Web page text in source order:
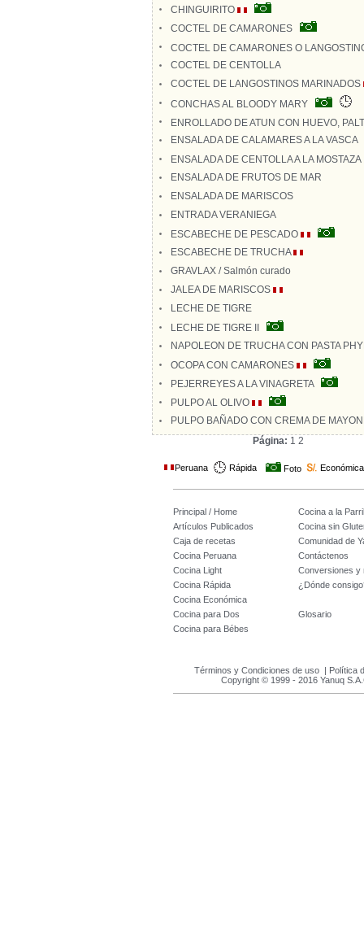
CHINGUIRITO
COCTEL DE CAMARONES
COCTEL DE CAMARONES O
COCTEL DE CENTOLLA
COCTEL DE LANGOSTINOS MARINADOS
CONCHAS AL BLOODY MARY
ENROLLADO DE ATUN CON HUEVO,
ENSALADA DE CALAMARES A LA VASCA
ENSALADA DE CENTOLLA A LA MOSTAZA
ENSALADA DE FRUTOS DE MAR
ENSALADA DE MARISCOS
ENTRADA VERANIEGA
ESCABECHE DE PESCADO
ESCABECHE DE TRUCHA
GRAVLAX / Salmón curado
JALEA DE MARISCOS
LECHE DE TIGRE
LECHE DE TIGRE II
NAPOLEON DE TRUCHA CON PASTA
OCOPA CON CAMARONES
PEJERREYES A LA VINAGRETA
PULPO AL OLIVO
PULPO BAÑADO CON CREMA DE
Página: 1 2
Peruana Rápida Foto Económica
Principal / Home
Cocina a la
Artículos Publicados
Cocina sin
Caja de recetas
Comunidad de
Cocina Peruana
Contáctenos
Cocina Light
Conversiones y
Cocina Rápida
¿Dónde
Cocina Económica
Cocina para Dos
Glosario
Cocina para Bébes
Términos y Condiciones de uso| Política
Copyright © 1999 - 2016 Yanuq